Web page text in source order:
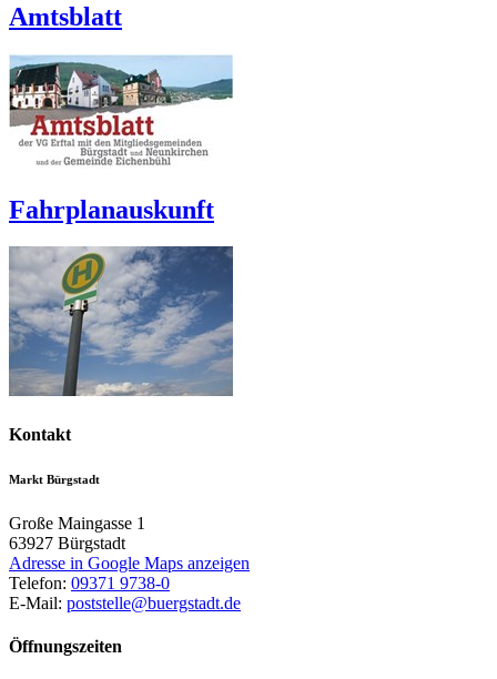
Amtsblatt
Fahrplanauskunft
Kontakt
Markt Bürgstadt
Große Maingasse 1
63927 Bürgstadt
Adresse in Google Maps anzeigen
Telefon: 09371 9738-0
E-Mail: poststelle@buergstadt.de
Öffnungszeiten